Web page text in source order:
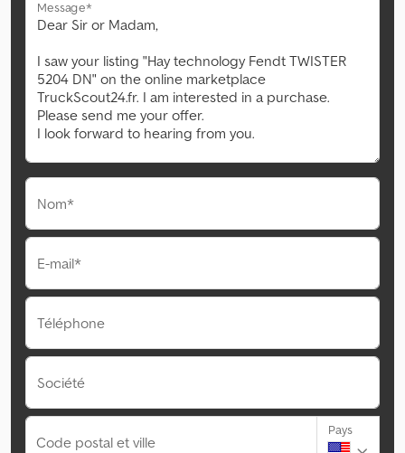
Message*
Nom*
E-mail*
Téléphone
Société
Code postal et ville
Pays